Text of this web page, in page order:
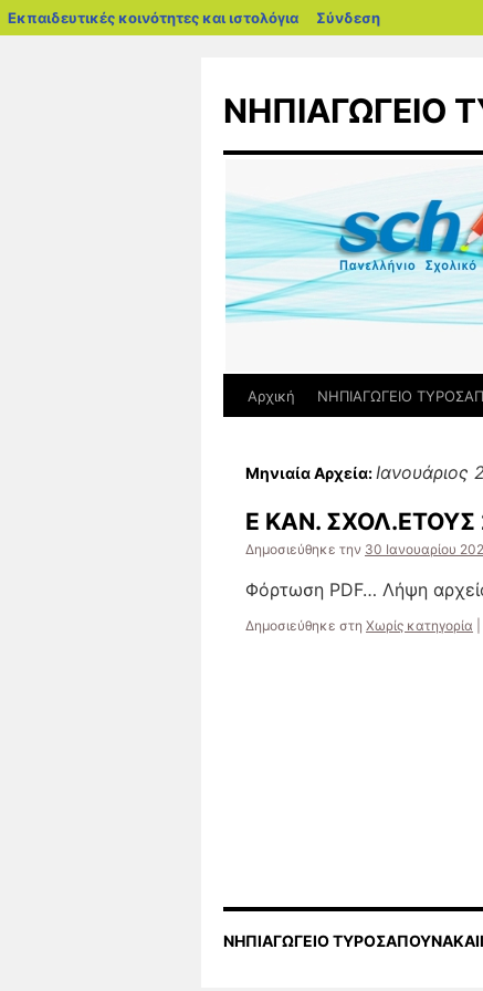
Εκπαιδευτικές κοινότητες και ιστολόγια blogs.sch.gr
Σύνδεση
περιεχόμενο
ΝΗΠΙΑΓΩΓΕΙΟ
Αρχική ΝΗΠΙΑΓΩΓΕΙΟ
Μηνιαία Αρχεία:Ιανουάριος
Ε ΚΑΝ. ΣΧΟΛ.ΕΤΟΥΣ
Δημοσιεύθηκε την 30 Ιανουαρίου
Φόρτωση PDF… Λήψη
Δημοσιεύθηκε στη Χωρίς κατηγορία
ΝΗΠΙΑΓΩΓΕΙΟ